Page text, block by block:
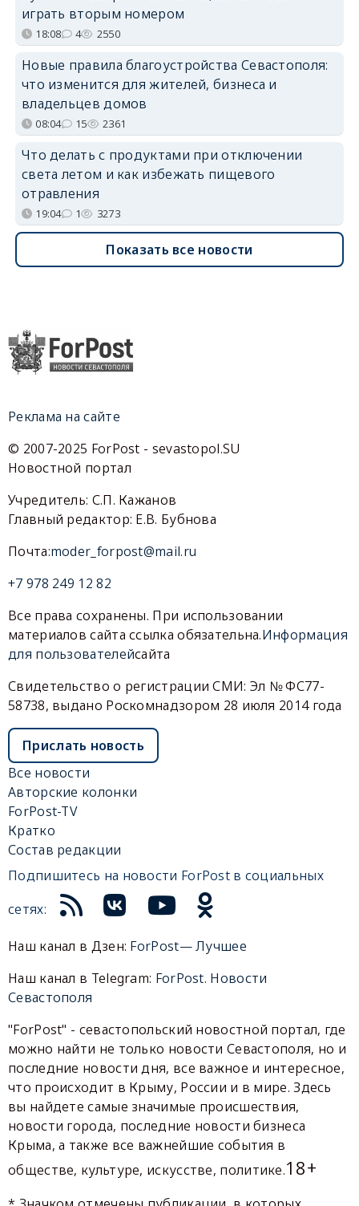
играть вторым номером
18:08 4 2550
Новые правила благоустройства Севастополя:
что изменится для жителей, бизнеса и
владельцев домов
08:04 15 2361
Что делать с продуктами при отключении
света летом и как избежать пищевого
отравления
19:04 1 3273
Показать все новости
Реклама на сайте
© 2007-2025 ForPost - sevastopol.SU
Новостной портал
Учредитель: С.П. Кажанов
Главный редактор: Е.В. Бубнова
Почта:moder_forpost@mail.ru
+7 978 249 12 82
Все права сохранены. При использовании
материалов сайта ссылка обязательна.Информация
для пользователейсайта
Свидетельство о регистрации СМИ: Эл № ФС77-
58738, выдано Роскомнадзором 28 июля 2014 года
Прислать новость
Все новости
Авторские колонки
ForPost-TV
Кратко
Состав редакции
Подпишитесь на новости ForPost в социальных
сетях:
Наш канал в Дзен: ForPost— Лучшее
Наш канал в Telegram: ForPost. Новости
Севастополя
"ForPost" - севастопольский новостной портал, где
можно найти не только новости Севастополя, но и
последние новости дня, все важное и интересное,
что происходит в Крыму, России и в мире. Здесь
вы найдете самые значимые происшествия,
новости города, последние новости бизнеса
Крыма, а также все важнейшие события в
обществе, культуре, искусстве, политике.18+